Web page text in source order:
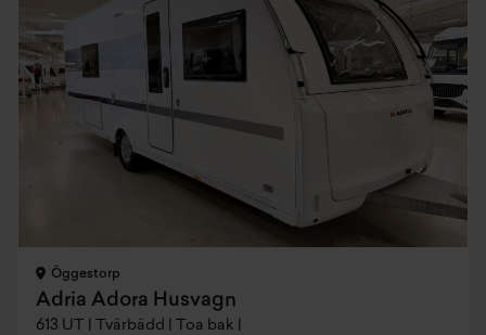
Öggestorp
Adria Adora Husvagn
613 UT | Tvärbädd | Toa bak |